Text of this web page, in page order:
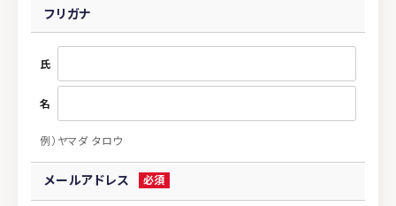
フリガナ
氏
名
例）ヤマダ タロウ
メールアドレス